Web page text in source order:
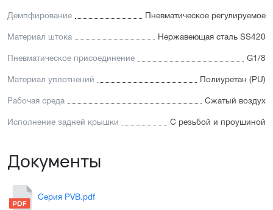
Демпфирование Пневматическое регулируемое
Материал штока Нержавеющая сталь SS420
Пневматическое присоединение G1/8
Материал уплотнений Полиуретан (PU)
Рабочая среда Сжатый воздух
Исполнение задней крышки С резьбой и проушиной
Документы
Серия PVB.pdf